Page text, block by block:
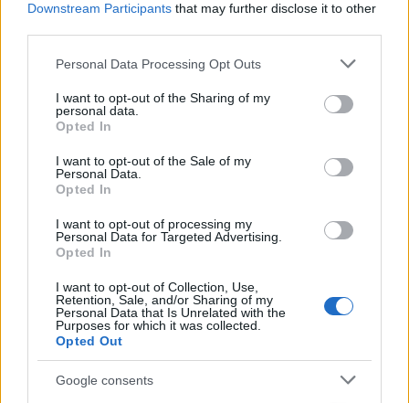
Downstream Participants that may further disclose it to other
Please note that this website/app uses one or more Google
not limited to your visit or usage behaviour. You may click to
grant or deny consent to Google and its third-party tags to
use your data for below specified purposes in below Google
consent section.
Personal Data Processing Opt Outs
I want to opt-out of the Sharing of my
personal data.
Opted In
I want to opt-out of the Sale of my
Personal Data.
Opted In
I want to opt-out of processing my
Personal Data for Targeted Advertising.
Opted In
I want to opt-out of Collection, Use,
Retention, Sale, and/or Sharing of my
Personal Data that Is Unrelated with the
Purposes for which it was collected.
Opted Out
Google consents
vagy akkor inkább ne próbáld
bokorugró
16 éve
Sir Kolompár Obama
16 éve
mert közveszélyes őrült. Kérem szépen..., kést
értelmes ember nem élez, húz maga felé, főleg nem
ilyen eszközön.